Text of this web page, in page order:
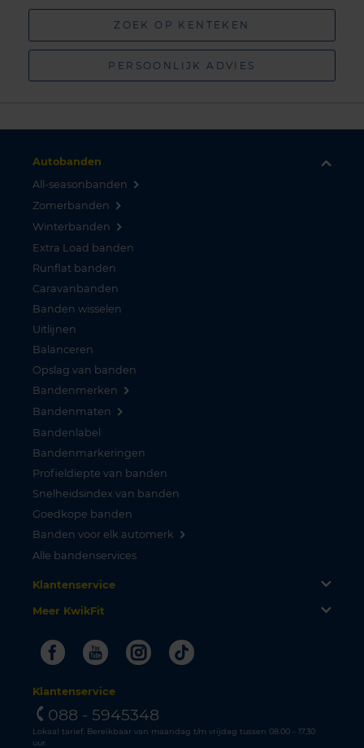
ZOEK OP KENTEKEN
PERSOONLIJK ADVIES
Autobanden
All-seasonbanden
Zomerbanden
Winterbanden
Extra Load banden
Runflat banden
Caravanbanden
Banden wisselen
Uitlijnen
Balanceren
Opslag van banden
Bandenmerken
Bandenmaten
Bandenlabel
Bandenmarkeringen
Profieldiepte van banden
Snelheidsindex van banden
Goedkope banden
Banden voor elk automerk
Alle bandenservices
Klantenservice
Meer KwikFit
FacebookYoutubeInstagram
Tiktok
Klantenservice
088 - 5945348
Lokaal tarief. Bereikbaar van maandag t/m vrijdag tussen 08.00 - 17.30
uur.